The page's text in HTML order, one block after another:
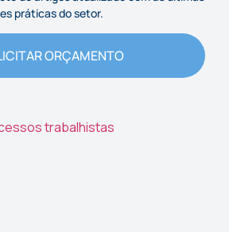
práticas do setor.
ORÇAMENTO